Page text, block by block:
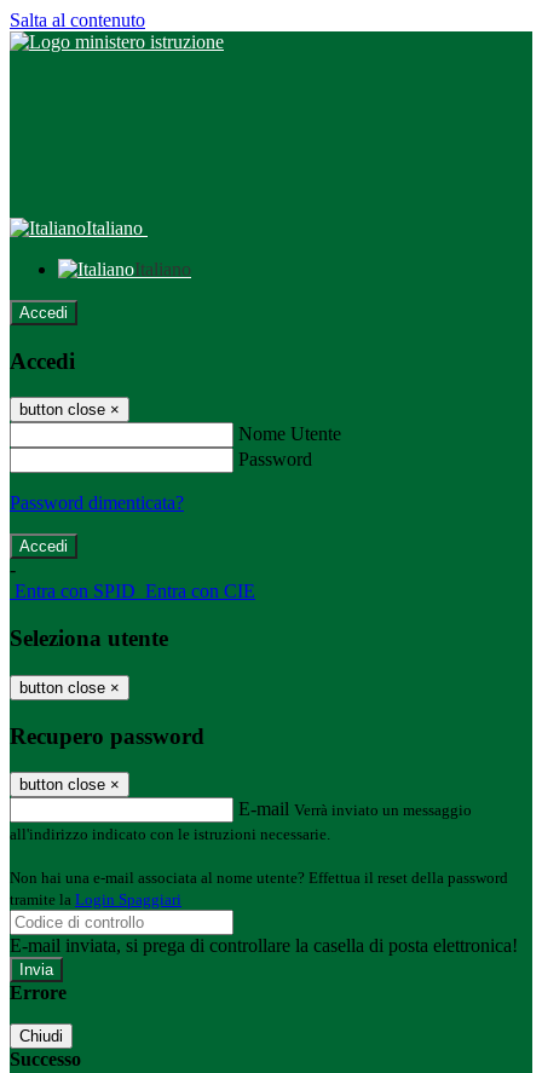
Salta al contenuto
Italiano
Italiano
Accedi
Accedi
button close ×
Nome Utente
Password
Password dimenticata?
-
Entra con SPID Entra con CIE
Seleziona utente
button close ×
Recupero password
button close ×
E-mail Verrà inviato un messaggio
all'indirizzo indicato con le istruzioni necessarie.
Non hai una e-mail associata al nome utente? Effettua il reset della password
tramite la Login Spaggiari
E-mail inviata, si prega di controllare la casella di posta elettronica!
Errore
Chiudi
Successo